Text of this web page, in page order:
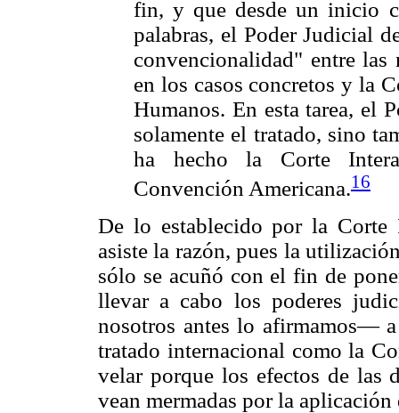
fin, y que desde un inicio
palabras, el Poder Judicial
convencionalidad" entre
en los casos concretos y la
Humanos. En esta tarea, el
solamente el tratado, sino
ha hecho la Corte
Convención Americana.16
De lo establecido por la Corte
asiste la razón, pues la
sólo se acuñó con el fin de
llevar a cabo los poderes
nosotros antes lo afirmamos—
tratado internacional como la
velar porque los efectos de las
vean mermadas por la